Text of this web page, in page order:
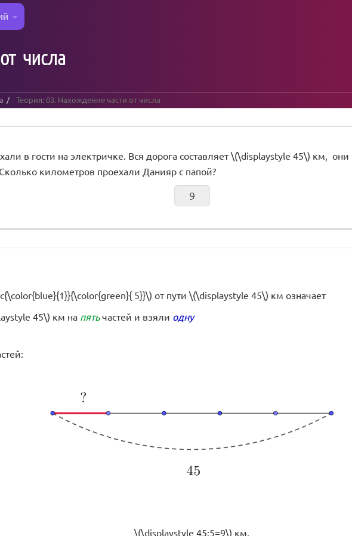
числа
Теория: 03. Нахождение части от числа
в гости на электричке. Вся дорога составляет \(\displaystyle 45\) км,
километров проехали Данияр с папой?
5}}\) от пути \(\displaystyle 45\) км означает
45\) км на пятьчастей и взяли одну
\(\displaystyle 45:5=9\) км.